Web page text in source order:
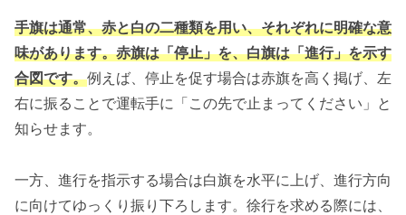
手旗は通常、赤と白の二種類を用い、それぞれに明確な意
味があります。赤旗は「停止」を、白旗は「進行」を示す
合図です。例えば、停止を促す場合は赤旗を高く掲げ、左
右に振ることで運転手に「この先で止まってください」と
知らせます。
一方、進行を指示する場合は白旗を水平に上げ、進行方向
に向けてゆっくり振り下ろします。徐行を求める際には、